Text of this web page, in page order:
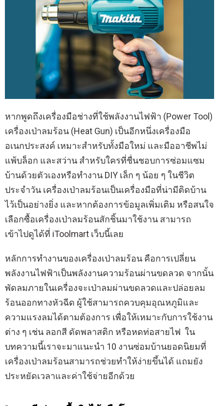
หากพูดถึงเครื่องมือช่างที่ใช้พลังงานไฟฟ้า (Power Tool)
เครื่องเป่าลมร้อน (Heat Gun) เป็นอีกหนึ่งเครื่องมือ
อเนกประสงค์ เหมาะสำหรับทั้งมือใหม่ และมืออาชีพไม่
แพ้บล็อก และสว่าน สำหรับใครที่ชื่นชอบการซ่อมแซม
บ้านด้วยตัวเองหรือทำงาน DIY เล็ก ๆ น้อย ๆ ในชีวิต
ประจำวัน เครื่องเป่าลมร้อนเป็นเครื่องมือที่น่ามีติดบ้าน
ไว้เป็นอย่างยิ่ง และหากต้องการข้อมูลเพิ่มเติม หรือสนใจ
เลือกซื้อเครื่องเป่าลมร้อนสักชิ้นมาใช้งาน สามารถ
เข้าไปดูได้ที่ iToolmart เว็บนี้เลย
หลักการทำงานของเครื่องเป่าลมร้อน คือการเปลี่ยน
พลังงานไฟฟ้าเป็นพลังงานความร้อนผ่านขดลวด จากนั้น
พัดลมภายในเครื่องจะเป่าลมผ่านขดลวดและปล่อยลม
ร้อนออกทางหัวฉีด ผู้ใช้สามารถควบคุมอุณหภูมิและ
ความแรงลมได้ตามต้องการ เพื่อให้เหมาะกับการใช้งาน
ต่าง ๆ เช่น ลอกสี ดัดพลาสติก หรือหดท่อสายไฟ ใน
บทความนี้เราจะมาแนะนำ 10 งานซ่อมบ้านยอดนิยมที่
เครื่องเป่าลมร้อนสามารถช่วยทำให้ง่ายขึ้นได้ แถมยัง
ประหยัดเวลาและค่าใช้จ่ายอีกด้วย